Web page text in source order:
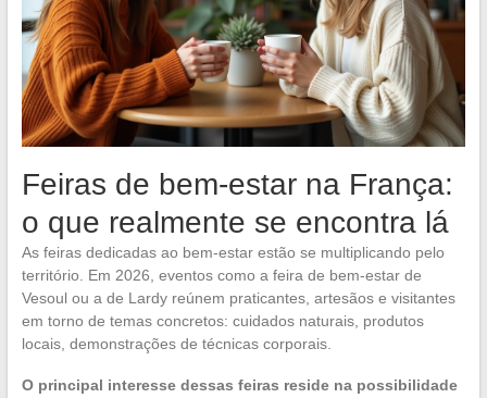
Feiras de bem-estar na França:
o que realmente se encontra lá
As feiras dedicadas ao bem-estar estão se multiplicando pelo
território. Em 2026, eventos como a feira de bem-estar de
Vesoul ou a de Lardy reúnem praticantes, artesãos e visitantes
em torno de temas concretos: cuidados naturais, produtos
locais, demonstrações de técnicas corporais.
O principal interesse dessas feiras reside na possibilidade